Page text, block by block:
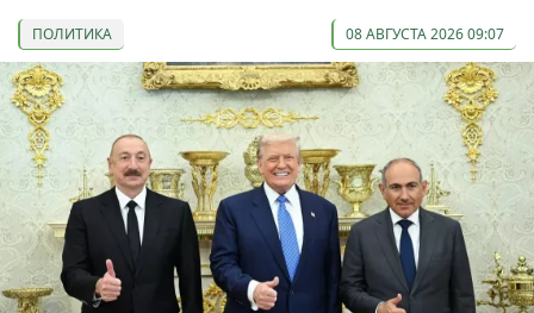
ПОЛИТИКА 08 АВГУСТА 2026 09:07